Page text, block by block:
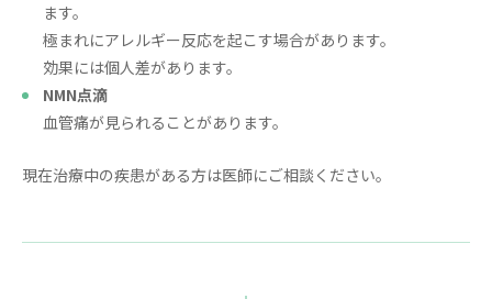
ます。
極まれにアレルギー反応を起こす場合があります。
効果には個人差があります。
NMN点滴
血管痛が見られることがあります。
現在治療中の疾患がある方は医師にご相談ください。